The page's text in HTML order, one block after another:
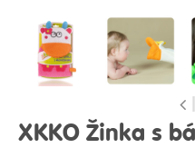
XKKO Žinka s